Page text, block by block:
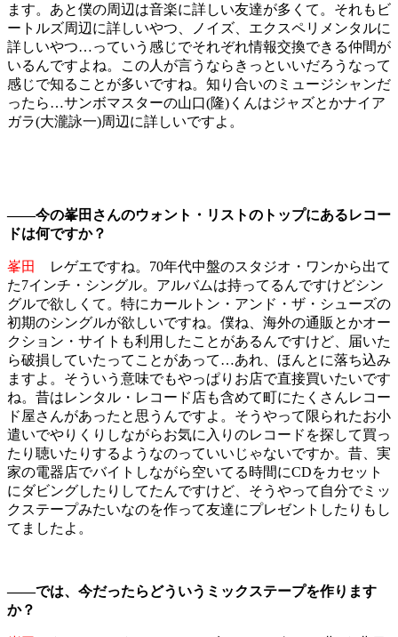
ます。あと僕の周辺は音楽に詳しい友達が多くて。それもビ
ートルズ周辺に詳しいやつ、ノイズ、エクスペリメンタルに
詳しいやつ…っていう感じでそれぞれ情報交換できる仲間が
いるんですよね。この人が言うならきっといいだろうなって
感じで知ることが多いですね。知り合いのミュージシャンだ
ったら…サンボマスターの山口(隆)くんはジャズとかナイア
ガラ(大瀧詠一)周辺に詳しいですよ。
――今の峯田さんのウォント・リストのトップにあるレコー
ドは何ですか？
峯田
レゲエですね。70年代中盤のスタジオ・ワンから出て
た7インチ・シングル。アルバムは持ってるんですけどシン
グルで欲しくて。特にカールトン・アンド・ザ・シューズの
初期のシングルが欲しいですね。僕ね、海外の通販とかオー
クション・サイトも利用したことがあるんですけど、届いた
ら破損していたってことがあって…あれ、ほんとに落ち込み
ますよ。そういう意味でもやっぱりお店で直接買いたいです
ね。昔はレンタル・レコード店も含めて町にたくさんレコー
ド屋さんがあったと思うんですよ。そうやって限られたお小
遣いでやりくりしながらお気に入りのレコードを探して買っ
たり聴いたりするようなのっていいじゃないですか。昔、実
家の電器店でバイトしながら空いてる時間にCDをカセット
にダビングしたりしてたんですけど、そうやって自分でミッ
クステープみたいなのを作って友達にプレゼントしたりもし
てましたよ。
――では、今だったらどういうミックステープを作ります
か？